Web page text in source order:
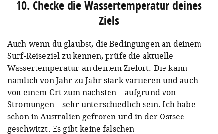
10. Checke die Wassertemperatur deines
Ziels
Auch wenn du glaubst, die Bedingungen an deinem
Surf-Reiseziel zu kennen, prüfe die aktuelle
Wassertemperatur an deinem Zielort. Die kann
nämlich von Jahr zu Jahr stark variieren und auch
von einem Ort zum nächsten – aufgrund von
Strömungen – sehr unterschiedlich sein. Ich habe
schon in Australien gefroren und in der Ostsee
geschwitzt. Es gibt keine falschen